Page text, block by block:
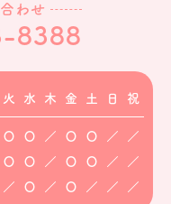
わせ
8388
火 水 木 金 土 日 祝
〇 〇 ／ 〇 〇 ／
／
〇 〇 ／ 〇 〇 ／
／
／ 〇 ／ 〇 ／ ／ ／